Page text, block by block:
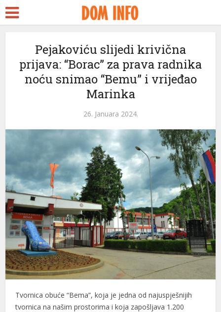
Pejakoviću slijedi krivična
prijava: “Borac” za prava radnika
noću snimao “Bemu” i vrijeđao
Marinka
26. Januara 2024.
Tvornica obuće “Bema”, koja je jedna od najuspješnijih
tvornica na našim prostorima i koja zapošljava 1.200